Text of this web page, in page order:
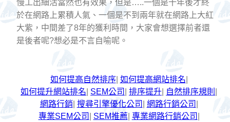
慢工出細活當然也有效果，但是…..一個是十年後才終
於在網路上累積人氣、一個是不到兩年就在網路上大紅
大紫，中間差了8年的獲利時間，大家會想選擇前者還
是後者呢?想必是不言自喻呢。
如何提高自然排序| 如何提高網站排名
如何提升網站排名 SEM公司 排序提升 自然排序規則
網路行銷 搜尋引擎優化公司 網路行銷公司
專業SEM公司
SEM推薦 專業網路行銷公司